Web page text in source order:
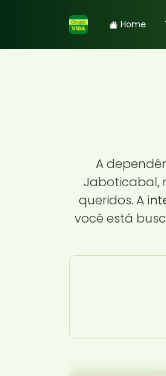
Home
A
Jaboticabal,
queridos. A
você está